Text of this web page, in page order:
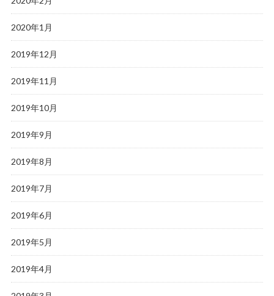
2020年1月
2019年12月
2019年11月
2019年10月
2019年9月
2019年8月
2019年7月
2019年6月
2019年5月
2019年4月